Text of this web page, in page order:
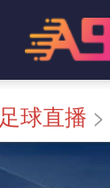
足球直播 >